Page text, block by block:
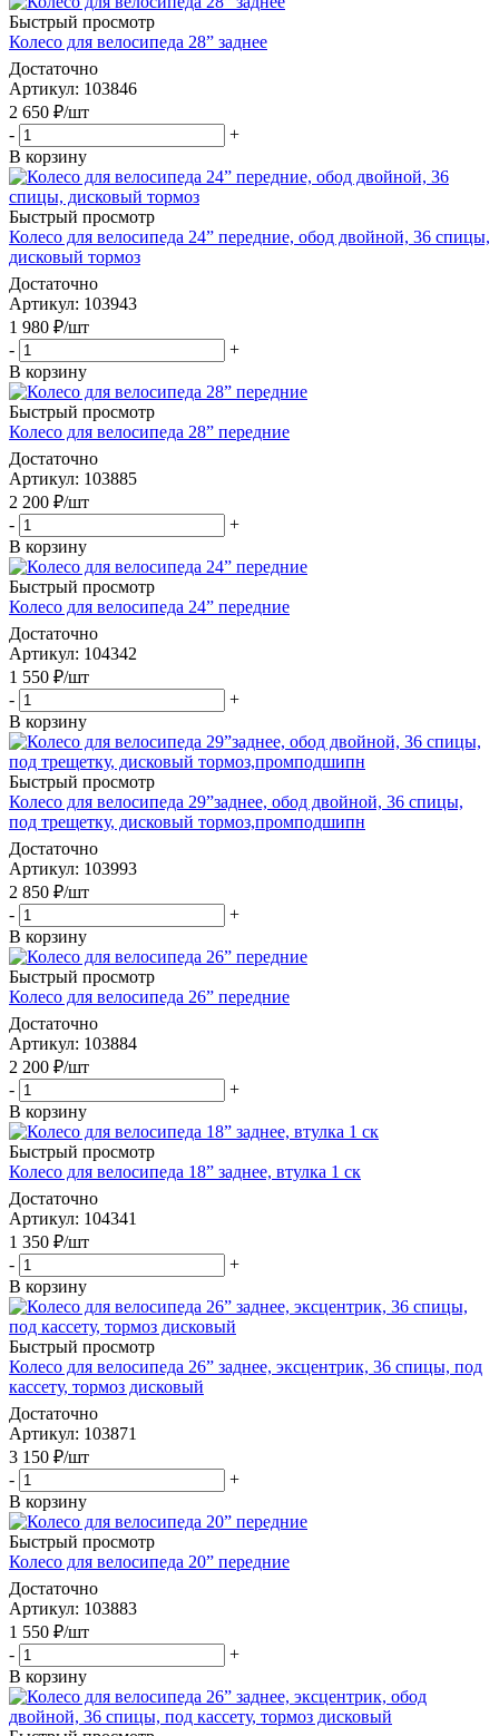
Быстрый просмотр
Колесо для велосипеда 28” заднее
Достаточно
Артикул: 103846
2 650 ₽/шт
-
+
В корзину
Быстрый просмотр
Колесо для велосипеда 24” передние, обод двойной, 36 спицы,
дисковый тормоз
Достаточно
Артикул: 103943
1 980 ₽/шт
-
+
В корзину
Быстрый просмотр
Колесо для велосипеда 28” передние
Достаточно
Артикул: 103885
2 200 ₽/шт
-
+
В корзину
Быстрый просмотр
Колесо для велосипеда 24” передние
Достаточно
Артикул: 104342
1 550 ₽/шт
-
+
В корзину
Быстрый просмотр
Колесо для велосипеда 29”заднее, обод двойной, 36 спицы,
под трещетку, дисковый тормоз,промподшипн
Достаточно
Артикул: 103993
2 850 ₽/шт
-
+
В корзину
Быстрый просмотр
Колесо для велосипеда 26” передние
Достаточно
Артикул: 103884
2 200 ₽/шт
-
+
В корзину
Быстрый просмотр
Колесо для велосипеда 18” заднее, втулка 1 ск
Достаточно
Артикул: 104341
1 350 ₽/шт
-
+
В корзину
Быстрый просмотр
Колесо для велосипеда 26” заднее, эксцентрик, 36 спицы, под
кассету, тормоз дисковый
Достаточно
Артикул: 103871
3 150 ₽/шт
-
+
В корзину
Быстрый просмотр
Колесо для велосипеда 20” передние
Достаточно
Артикул: 103883
1 550 ₽/шт
-
+
В корзину